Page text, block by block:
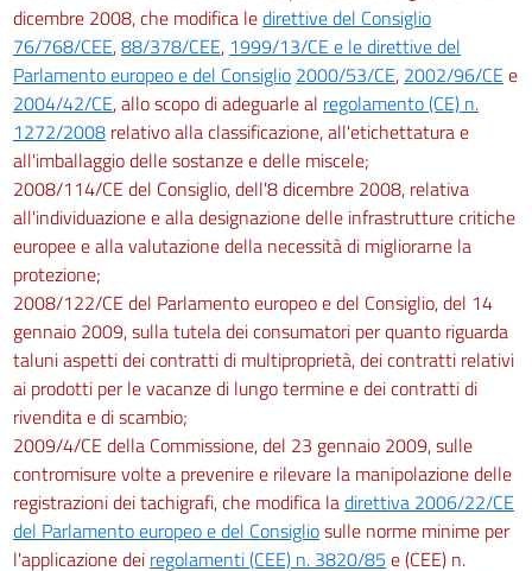
dicembre 2008, che modifica ledirettive del Consiglio
76/768/CEE,88/378/CEE, 1999/13/CE e le direttive del
Parlamento europeo e del Consiglio 2000/53/CE, 2002/96/CE e
2004/42/CE, allo scopo di adeguarle al regolamento (CE) n.
1272/2008 relativo alla classificazione, all'etichettatura e
all'imballaggio delle sostanze e delle miscele;
2008/114/CE del Consiglio, dell'8 dicembre 2008, relativa
all'individuazione e alla designazione delle infrastrutture critiche
europee e alla valutazione della necessità di migliorarne la
protezione;
2008/122/CE del Parlamento europeo e del Consiglio, del 14
gennaio 2009, sulla tutela dei consumatori per quanto riguarda
taluni aspetti dei contratti di multiproprietà, dei contratti relativi
ai prodotti per le vacanze di lungo termine e dei contratti di
rivendita e di scambio;
2009/4/CE della Commissione, del 23 gennaio 2009, sulle
contromisure volte a prevenire e rilevare la manipolazione delle
registrazioni dei tachigrafi, che modifica ladirettiva 2006/22/CE
del Parlamento europeo e del Consigliosulle norme minime per
l'applicazione dei regolamenti (CEE) n. 3820/85 e (CEE) n.